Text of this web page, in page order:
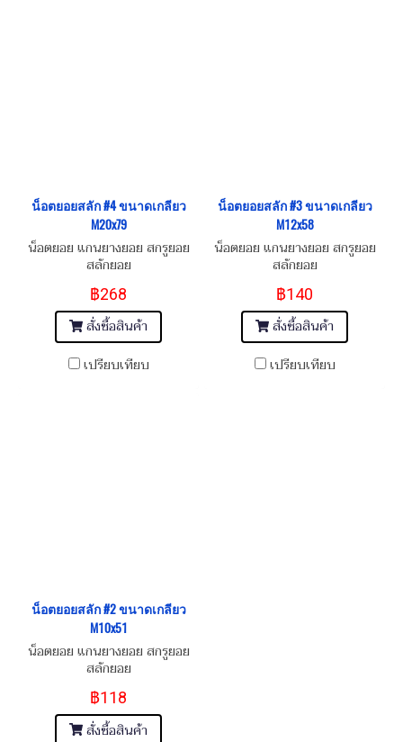
น็อตยอยสลัก #4 ขนาดเกลียว
M20x79
น็อตยอย แกนยางยอย สกรูยอย
สลักยอย
฿268
สั่งซื้อสินค้า
เปรียบเทียบ
น็อตยอยสลัก #3 ขนาดเกลียว
M12x58
น็อตยอย แกนยางยอย สกรูยอย
สลักยอย
฿140
สั่งซื้อสินค้า
เปรียบเทียบ
น็อตยอยสลัก #2 ขนาดเกลียว
M10x51
น็อตยอย แกนยางยอย สกรูยอย
สลักยอย
฿118
สั่งซื้อสินค้า